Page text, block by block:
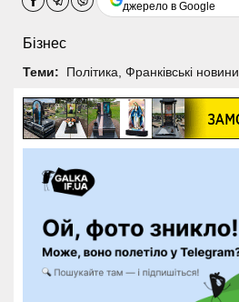
джерело в Google
Бізнес
Теми: Політика Франківські новини